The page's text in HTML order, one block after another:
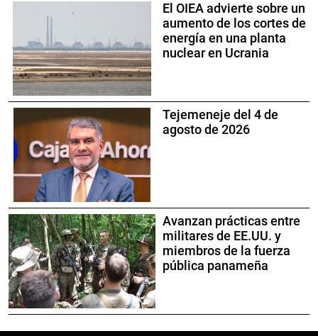
El OIEA advierte sobre un
aumento de los cortes de
energía en una planta
nuclear en Ucrania
Tejemeneje del 4 de
agosto de 2026
Avanzan prácticas entre
militares de EE.UU. y
miembros de la fuerza
pública panameña